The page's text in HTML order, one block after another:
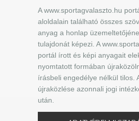
A www.sportagvalaszto.hu
aloldalain található összes
anyag a honlap
tulajdonát képezi. A
portál írott és képi anyagait
nyomtatott formában
írásbeli engedélye nélkül tilos.
újraközlése azonnali jogi
után.